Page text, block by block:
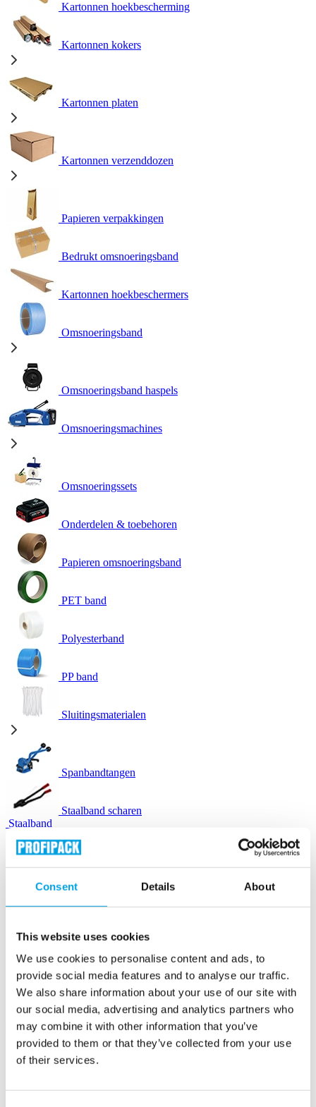
Consent Details About
This website uses cookies
We use cookies to personalise content and ads, to
provide social media features and to analyse our traffic.
We also share information about your use of our site with
our social media, advertising and analytics partners who
may combine it with other information that you’ve
provided to them or that they’ve collected from your use
of their services.
Kartonnen hoekbescherming
Kartonnen kokers
Kartonnen platen
Kartonnen verzenddozen
Papieren verpakkingen
Bedrukt omsnoeringsband
Kartonnen hoekbeschermers
Omsnoeringsband
Omsnoeringsband haspels
Omsnoeringsmachines
Omsnoeringssets
Onderdelen & toebehoren
Papieren omsnoeringsband
PET band
Polyesterband
PP band
Sluitingsmaterialen
Spanbandtangen
Staalband scharen
Staalband
Instapak Quick RT schuimkussens
Luchtkussenmachines
Luchtkussenzakjes
Opvulchips